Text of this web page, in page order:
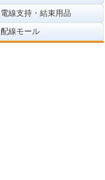
電線支持・結束用品
配線モール